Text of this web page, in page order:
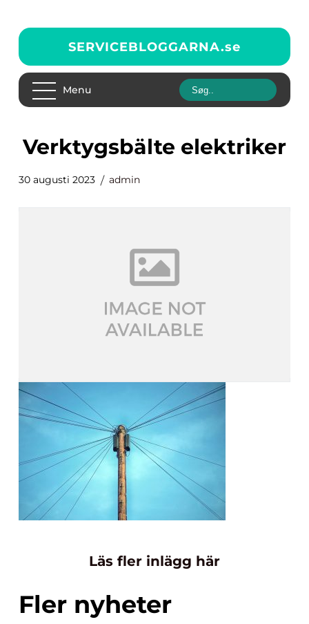
SERVICEBLOGGARNA.se
Menu
verktygsbälte elektriker
30 augusti 2023 admin
Läs fler inlägg här
Fler nyheter